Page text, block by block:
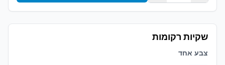
שקיות רקומות
צבע אחד